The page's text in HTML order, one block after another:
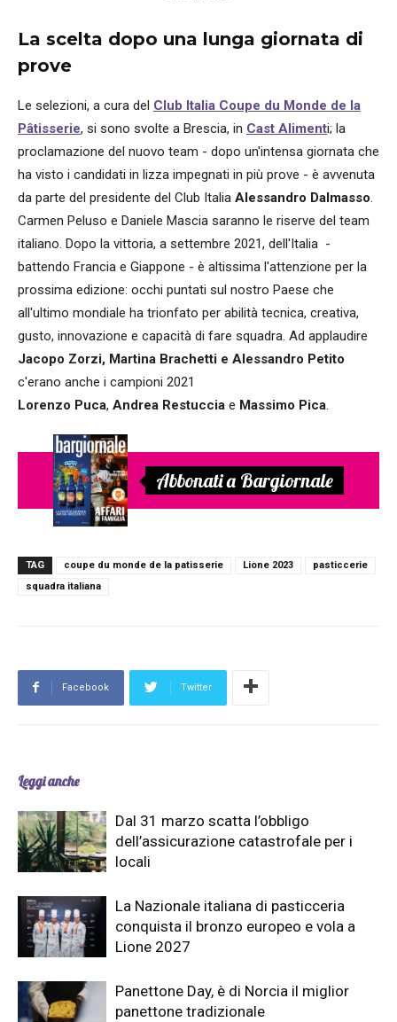
La scelta dopo una lunga giornata di
prove
Le selezioni, a cura del Club Italia Coupe du Monde de la
Pâtisserie, si sono svolte a Brescia, in Cast Alimenti; la
proclamazione del nuovo team - dopo un'intensa giornata che
ha visto i candidati in lizza impegnati in più prove - è avvenuta
da parte del presidente del Club Italia Alessandro Dalmasso.
Carmen Peluso e Daniele Mascia saranno le riserve del team
italiano. Dopo la vittoria, a settembre 2021, dell'Italia -
battendo Francia e Giappone - è altissima l'attenzione per la
prossima edizione: occhi puntati sul nostro Paese che
all'ultimo mondiale ha trionfato per abilità tecnica, creativa,
gusto, innovazione e capacità di fare squadra. Ad applaudire
Jacopo Zorzi, Martina Brachetti e Alessandro Petito
c'erano anche i campioni 2021
Lorenzo Puca, Andrea Restuccia e Massimo Pica.
Abbonati a Bargiornale
TAG coupe du monde de la patisserie Lione 2023
pasticcerie
squadra italiana
Facebook Twitter
Leggi anche
Dal 31 marzo scatta l’obbligo
dell’assicurazione catastrofale per i
locali
La Nazionale italiana di pasticceria
conquista il bronzo europeo e vola a
Lione 2027
Panettone Day, è di Norcia il miglior
panettone tradizionale